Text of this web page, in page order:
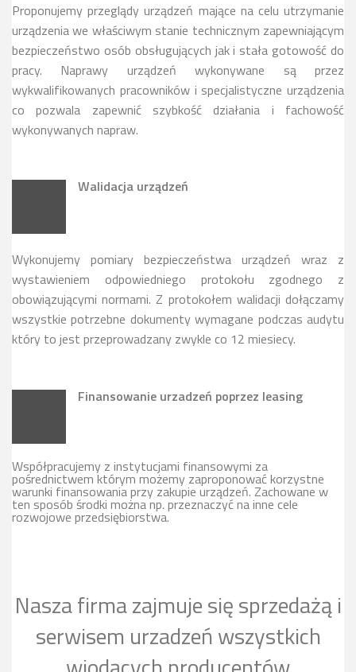
Proponujemy przeglądy urządzeń mające na celu utrzymanie
urządzenia we właściwym stanie technicznym zapewniającym
bezpieczeństwo osób obsługujących jak i stała gotowość do
pracy. Naprawy urządzeń wykonywane są przez
wykwalifikowanych pracowników i specjalistyczne urządzenia
co pozwala zapewnić szybkość działania i fachowość
wykonywanych napraw.
Walidacja urządzeń
Wykonujemy pomiary bezpieczeństwa urządzeń wraz z
wystawieniem odpowiedniego protokołu zgodnego z
obowiązującymi normami. Z protokołem walidacji dołączamy
wszystkie potrzebne dokumenty wymagane podczas audytu
który to jest przeprowadzany zwykle co 12 miesiecy.
Finansowanie urzadzeń poprzez leasing
Współpracujemy z instytucjami finansowymi za
pośrednictwem którym możemy zaproponować korzystne
warunki finansowania przy zakupie urządzeń. Zachowane w
ten sposób środki można np. przeznaczyć na inne cele
rozwojowe przedsiębiorstwa.
Nasza firma zajmuje się sprzedażą i
serwisem urzadzeń wszystkich